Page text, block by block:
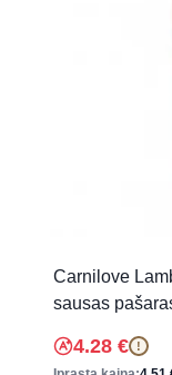
Carnilove
sausas
4.28 € !